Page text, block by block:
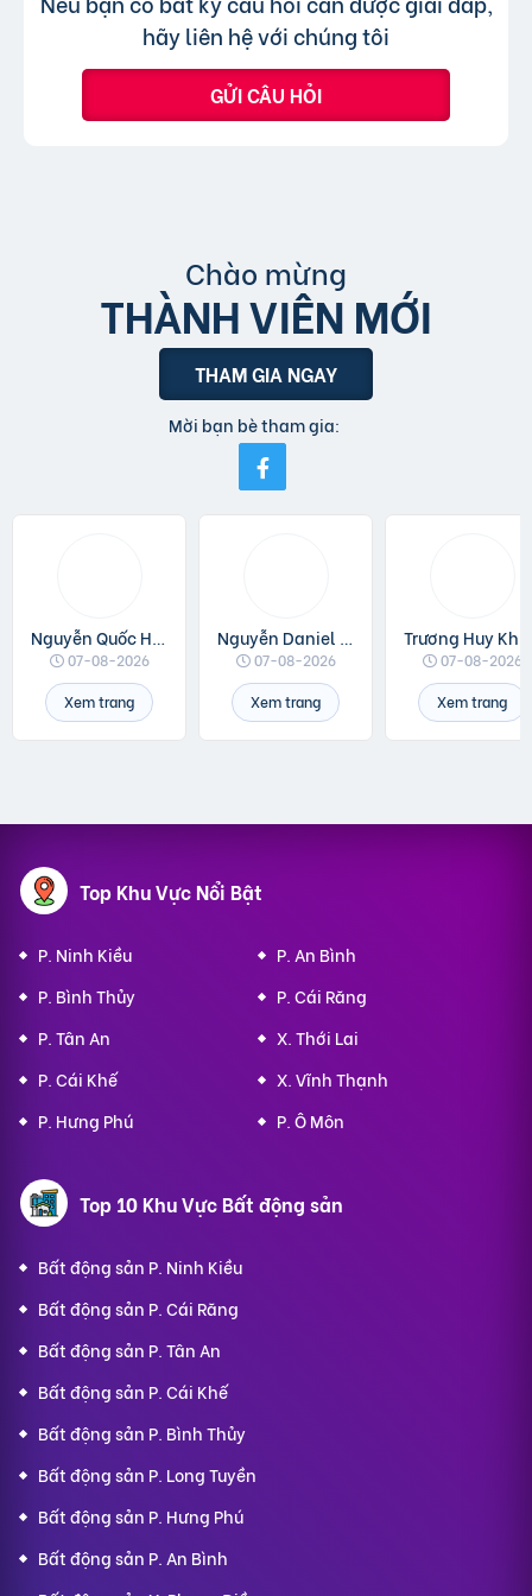
tin đăng sử dụng tiếng Việt có dấu.
hãy liên hệ với chúng tôi
GỬI CÂU HỎI
Chào mừng
THÀNH VIÊN MỚI
THAM GIA NGAY
Mời bạn bè tham gia:
Nguyễn Quốc Huân
07-08-2026
Xem trang
Nguyễn Daniel Minh
07-08-2026
Xem trang
07-08-2026
Xem trang
Top Khu Vực Nổi Bật
P. Ninh Kiều
P. An Bình
P. Bình Thủy
P. Cái Răng
P. Tân An
X. Thới Lai
P. Cái Khế
X. Vĩnh Thạnh
P. Hưng Phú
P. Ô Môn
Top 10 Khu Vực Bất động sản
Bất động sản P. Ninh Kiều
Bất động sản P. Cái Răng
Bất động sản P. Tân An
Bất động sản P. Cái Khế
Bất động sản P. Bình Thủy
Bất động sản P. Long Tuyền
Bất động sản P. Hưng Phú
Bất động sản P. An Bình